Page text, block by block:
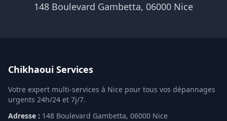
148 Boulevard Gambetta, 06000 Nice
Chikhaoui Services
Votre expert multi-services à Nice pour tous vos dépannages
urgents 24h/24 et 7j/7.
Adresse : 148 Boulevard Gambetta, 06000 Nice